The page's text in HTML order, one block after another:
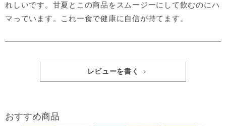
れしいです。甘夏とこの商品をスムージーにして飲むのにハ
マっています。これ一食で健康に自信が持てます。
レビューを書く
おすすめ商品